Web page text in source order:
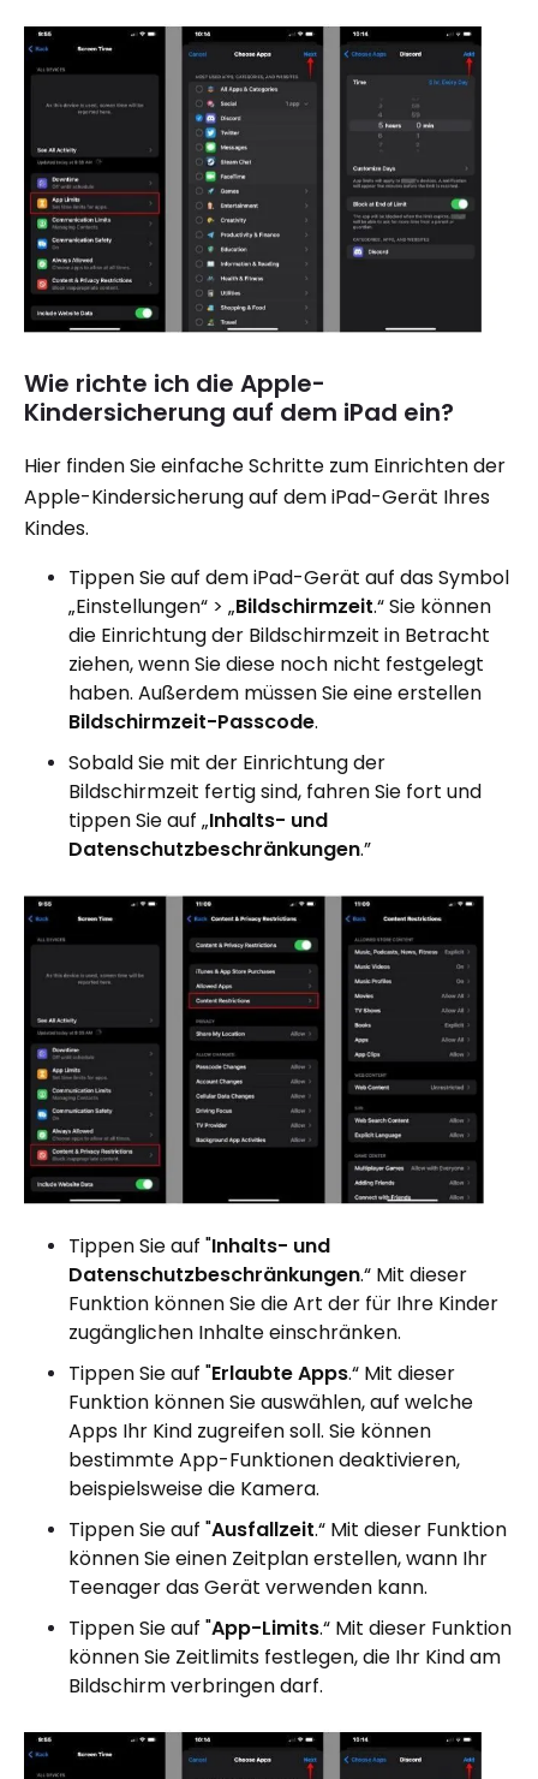
Wie richte ich die Apple-
Kindersicherung auf dem iPad ein?
Hier finden Sie einfache Schritte zum Einrichten der
Apple-Kindersicherung auf dem iPad-Gerät Ihres
Kindes.
Tippen Sie auf dem iPad-Gerät auf das Symbol
„Einstellungen“ > „Bildschirmzeit.“ Sie können
die Einrichtung der Bildschirmzeit in Betracht
ziehen, wenn Sie diese noch nicht festgelegt
haben. Außerdem müssen Sie eine erstellen
Bildschirmzeit-Passcode.
Sobald Sie mit der Einrichtung der
Bildschirmzeit fertig sind, fahren Sie fort und
tippen Sie auf „Inhalts- und
Datenschutzbeschränkungen.”
Tippen Sie auf "Inhalts- und
Datenschutzbeschränkungen.“ Mit dieser
Funktion können Sie die Art der für Ihre Kinder
zugänglichen Inhalte einschränken.
Tippen Sie auf "Erlaubte Apps.“ Mit dieser
Funktion können Sie auswählen, auf welche
Apps Ihr Kind zugreifen soll. Sie können
bestimmte App-Funktionen deaktivieren,
beispielsweise die Kamera.
Tippen Sie auf "Ausfallzeit.“ Mit dieser Funktion
können Sie einen Zeitplan erstellen, wann Ihr
Teenager das Gerät verwenden kann.
Tippen Sie auf "App-Limits.“ Mit dieser Funktion
können Sie Zeitlimits festlegen, die Ihr Kind am
Bildschirm verbringen darf.